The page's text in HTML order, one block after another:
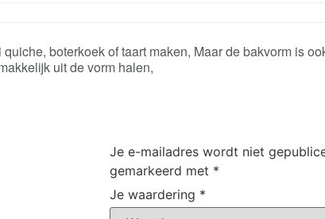
boterkoek of taart maken, Maar de bakvorm is
uit de vorm halen,
Je e-mailadres wordt niet
gemarkeerd met *
Je waardering *